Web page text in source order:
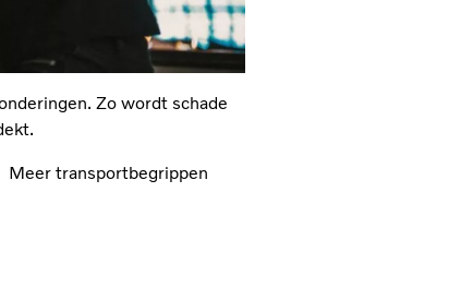
Zo wordt schade
Meer transportbegrippen